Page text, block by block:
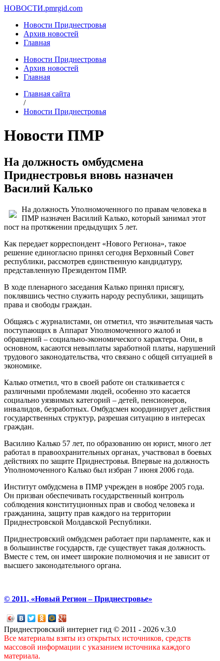
НОВОСТИ.pmrgid.com
Новости Приднестровья
Архив новостей
Главная
Новости Приднестровья
Архив новостей
Главная
Главная сайта
/
Новости Приднестровья
Новости ПМР
На должность омбудсмена
Приднестровья вновь назначен
Василий Калько
На должность Уполномоченного по правам человека в
ПМР назначен Василий Калько, который занимал этот
пост на протяжении предыдущих 5 лет.
Как передает корреспондент «Нового Региона», такое
решение единогласно принял сегодня Верховный Совет
республики, рассмотрев единственную кандидатуру,
представленную Президентом ПМР.
В ходе пленарного заседания Калько принял присягу,
поклявшись честно служить народу республики, защищать
права и свободы граждан.
Общаясь с журналистами, он отметил, что значительная часть
поступающих в Аппарат Уполномоченного жалоб и
обращений – социально-экономического характера. Они, в
основном, касаются невыплаты заработной платы, нарушений
трудового законодательства, что связано с общей ситуацией в
экономике.
Калько отметил, что в своей работе он сталкивается с
различными проблемами людей, особенно это касается
социально уязвимых категорий – детей, пенсионеров,
инвалидов, безработных. Омбудсмен координирует действия
государственных структур, разрешая ситуацию в интересах
граждан.
Василию Калько 57 лет, по образованию он юрист, много лет
работал в правоохранительных органах, участвовал в боевых
действиях по защите Приднестровья. Впервые на должность
Уполномоченного Калько был избран 7 июня 2006 года.
Институт омбудсмена в ПМР учрежден в ноябре 2005 года.
Он призван обеспечивать государственный контроль
соблюдения конституционных прав и свобод человека и
гражданина, защиту прав каждого на территории
Приднестровской Молдавской Республики.
Приднестровский омбудсмен работает при парламенте, как и
в большинстве государств, где существует такая должность.
Вместе с тем, он имеет широкие полномочия и не зависит от
высшего законодательного органа.
© 2011, «Новый Регион – Приднестровье»
Приднестровский интернет гид © 2011 - 2026 v.3.0
Все материалы взяты из открытых источников, средств
массовой информации с указанием источника каждого
материала.